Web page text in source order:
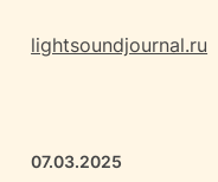
содержимому
lightsoundjournal.ru
07.03.2025